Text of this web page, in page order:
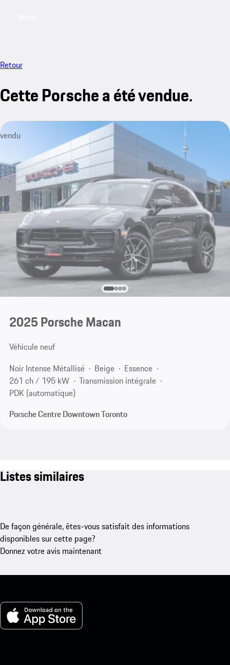
Retour
Cette Porsche a été vendue.
vendu
2025 Porsche Macan
Véhicule neuf
Noir Intense Métallisé
Beige
Essence
261 ch / 195 kW
Transmission intégrale
PDK (automatique)
Porsche Centre Downtown Toronto
Listes similaires
De façon générale, êtes-vous satisfait des informations
disponibles sur cette page?
Donnez votre avis maintenant